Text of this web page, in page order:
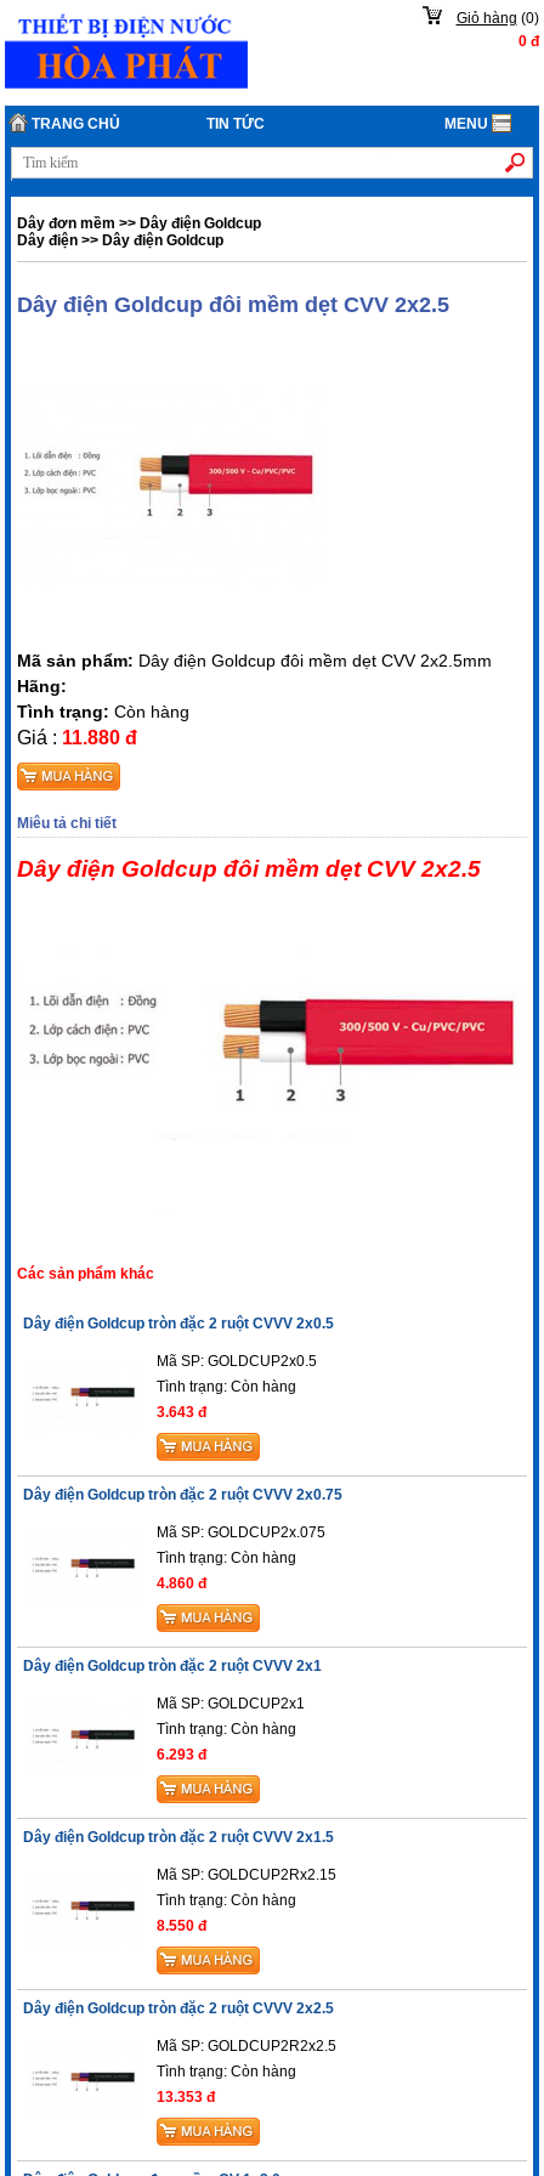
Giỏ hàng (0)
0đ
TRANG CHỦ TIN TỨC MENU
Dây đơn mềm >>Dây điện Goldcup
Dây điện >>Dây điện Goldcup
Dây điện Goldcup đôi mềm dẹt CVV 2x2.5
Mã sản phẩm: Dây điện Goldcup đôi mềm dẹt CVV 2x2.5mm
Hãng:
Tình trạng:Còn hàng
Giá : 11.880 đ
Miêu tả chi tiết
Dây điện Goldcup đôi mềm dẹt CVV 2x2.5
Các sản phẩm khác
Dây điện Goldcup tròn đặc 2 ruột CVVV 2x0.5
Mã SP: GOLDCUP2x0.5
Tình trạng:Còn hàng
3.643 đ
Dây điện Goldcup tròn đặc 2 ruột CVVV 2x0.75
Mã SP: GOLDCUP2x.075
Tình trạng:Còn hàng
4.860 đ
Dây điện Goldcup tròn đặc 2 ruột CVVV 2x1
Mã SP: GOLDCUP2x1
Tình trạng:Còn hàng
6.293 đ
Dây điện Goldcup tròn đặc 2 ruột CVVV 2x1.5
Mã SP: GOLDCUP2Rx2.15
Tình trạng:Còn hàng
8.550 đ
Dây điện Goldcup tròn đặc 2 ruột CVVV 2x2.5
Mã SP: GOLDCUP2R2x2.5
Tình trạng:Còn hàng
13.353 đ